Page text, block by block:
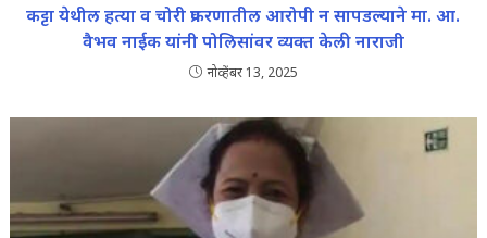
कट्टा येथील हत्या व चोरी प्रकरणातील आरोपी न सापडल्याने मा. आ.
वैभव नाईक यांनी पोलिसांवर व्यक्त केली नाराजी
नोव्हेंबर 13, 2025